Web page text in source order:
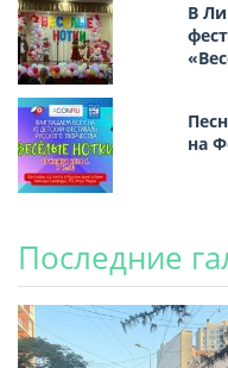
В
на
Последние